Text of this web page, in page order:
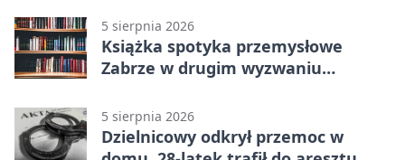
5 sierpnia 2026
Książka spotyka przemysłowe
Zabrze w drugim wyzwaniu
5 sierpnia 2026
Dzielnicowy odkrył przemoc w